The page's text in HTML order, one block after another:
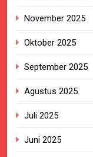
November 2025
Oktober 2025
September 2025
Agustus 2025
Juli 2025
Juni 2025